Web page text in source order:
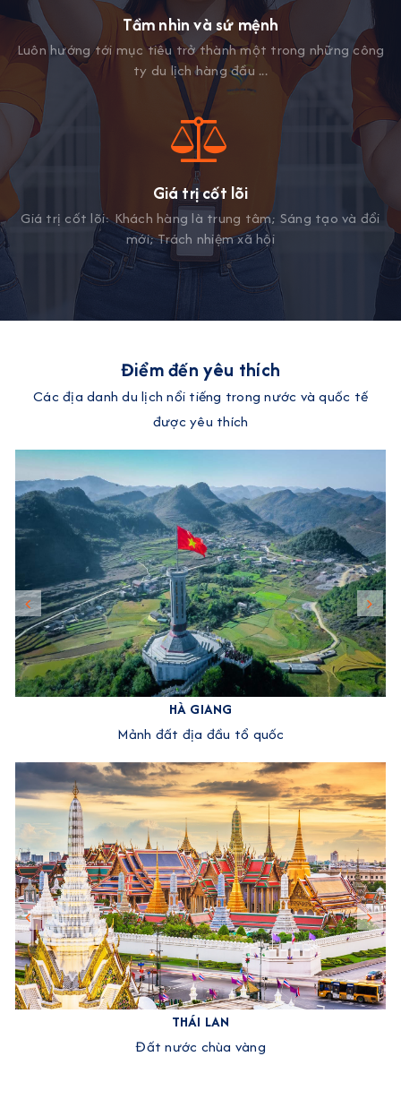
Tầm nhìn và sứ mệnh
Luôn hướng tới mục tiêu trở thành một trong những công
ty du lịch hàng đầu ...
Giá trị cốt lõi
Giá trị cốt lõi: Khách hàng là trung tâm; Sáng tạo và đổi
mới; Trách nhiệm xã hội
Điểm đến yêu thích
Các địa danh du lịch nổi tiếng trong nước và quốc tế
được yêu thích
HÀ GIANG
Mảnh đất địa đầu tổ quốc
THÁI LAN
Đất nước chùa vàng